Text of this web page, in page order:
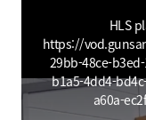
window.
HLS
https://
29bb-48ce-
b1a5-4dd4-
a60a-